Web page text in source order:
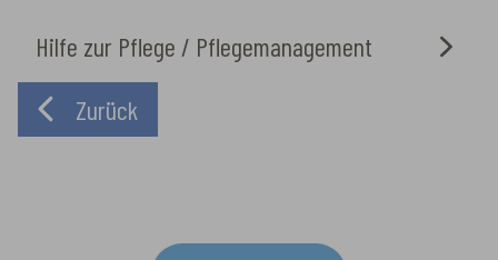
Hilfe zur Pflege / Pflegemanagement
Zurück